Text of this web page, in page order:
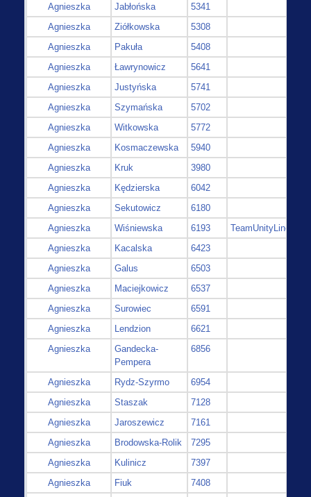
Agnieszka
Jabłońska
5341
Agnieszka
Ziółkowska
5308
Agnieszka
Pakuła
5408
Agnieszka
Ławrynowicz
5641
Agnieszka
Justyńska
5741
Agnieszka
Szymańska
5702
Agnieszka
Witkowska
5772
Agnieszka
Kosmaczewska
5940
Agnieszka
Kruk
3980
Agnieszka
Kędzierska
6042
Agnieszka
Sekutowicz
6180
Agnieszka
Wiśniewska 6193
TeamUnityLine
Agnieszka
Kacalska
6423
Agnieszka
Galus
6503
Agnieszka
Maciejkowicz
6537
Agnieszka
Surowiec
6591
Agnieszka
Lendzion
6621
Agnieszka
Gandecka-
Pempera
6856
Agnieszka Rydz-Szyrmo
6954
Agnieszka
Staszak
7128
Agnieszka
Jaroszewicz
7161
Agnieszka
Brodowska-Rolik
7295
Agnieszka
Kulinicz
7397
Agnieszka
Fiuk
7408